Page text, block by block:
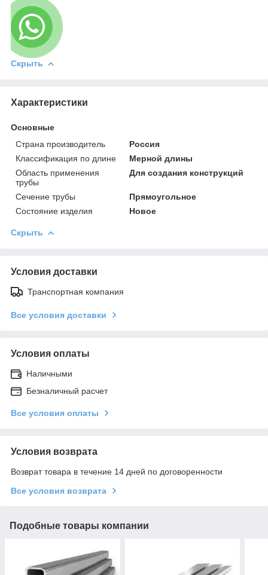
Скрыть
Характеристики
Основные
Страна производитель
Россия
Классификация по длине
Мерной длины
Область применения
трубы
Для создания конструкций
Сечение трубы
Прямоугольное
Состояние изделия
Новое
Скрыть
Условия доставки
Транспортная компания
Все условия доставки
Условия оплаты
Наличными
Безналичный расчет
Все условия оплаты
Условия возврата
Возврат товара в течение 14 дней по договоренности
Все условия возврата
Подобные товары компании